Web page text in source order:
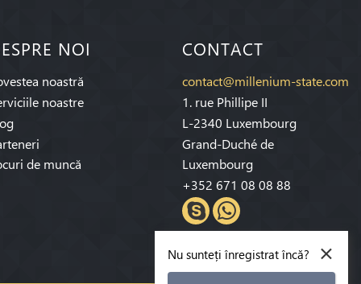
NOI
noastră
noastre
de muncă
CONTACT
contact@millenium-state.com
1. rue Phillipe II
L-2340 Luxembourg
Grand-Duché de
Luxembourg
+352 671 08 08 88
×
Nu sunteți înregistrat încă?